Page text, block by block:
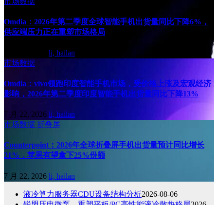
Omdia：2026年第二季度全球智能手机出货量同比下降6%，
供应端压力正在重塑市场格局
li, hailan
市场数据
Omdia：vivo领跑印度智能手机市场，受价格上涨及宏观经济
影响，2026年第二季度印度智能手机出货量同比下降13%
7 月 22, 2026 li, hailan
市场数据 折叠屏
Counterpoint：2026年全球折叠屏手机出货量预计同比增长
21%，苹果有望拿下25%份额
7 月 22, 2026 li, hailan
液冷算力服务器CDU设备结构分析2026-08-06